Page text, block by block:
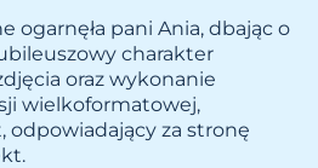
ogarnęła pani Ania, dbając o
charakter
oraz wykonanie
wielkoformatowej,
odpowiadający za stronę